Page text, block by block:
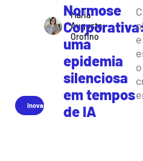
Inovação
Maria
Augusta
Orofino
Normose
uma
epidemia
silenciosa
em tempos
de IA